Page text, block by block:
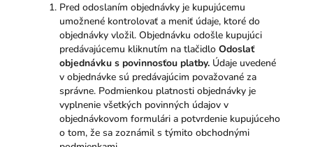
Pred odoslaním objednávky je kupujúcemu
umožnené kontrolovať a meniť údaje, ktoré do
objednávky vložil. Objednávku odošle kupujúci
predávajúcemu kliknutím na tlačidlo Odoslať
objednávku s povinnosťou platby. Údaje uvedené
v objednávke sú predávajúcim považované za
správne. Podmienkou platnosti objednávky je
vyplnenie všetkých povinných údajov v
objednávkovom formulári a potvrdenie kupujúceho
o tom, že sa zoznámil s týmito obchodnými